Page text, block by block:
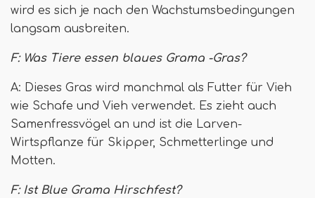
wird es sich je nach den Wachstumsbedingungen
langsam ausbreiten.
F: Was Tiere essen blaues Grama -Gras?
A: Dieses Gras wird manchmal als Futter für Vieh
wie Schafe und Vieh verwendet. Es zieht auch
Samenfressvögel an und ist die Larven-
Wirtspflanze für Skipper, Schmetterlinge und
Motten.
F: Ist Blue Grama Hirschfest?